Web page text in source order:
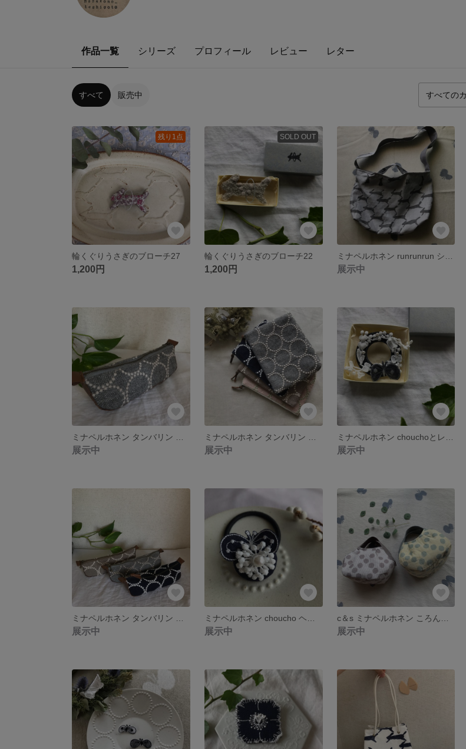
作品一覧 シリーズ プロフィール レビュー レター
すべて 販売中
残り1点
輪くぐりうさぎのブローチ27
1,200円
SOLD OUT
輪くぐりうさぎのブローチ22
1,200円 展示中
展示中 展示中 展示中
展示中 展示中 展示中